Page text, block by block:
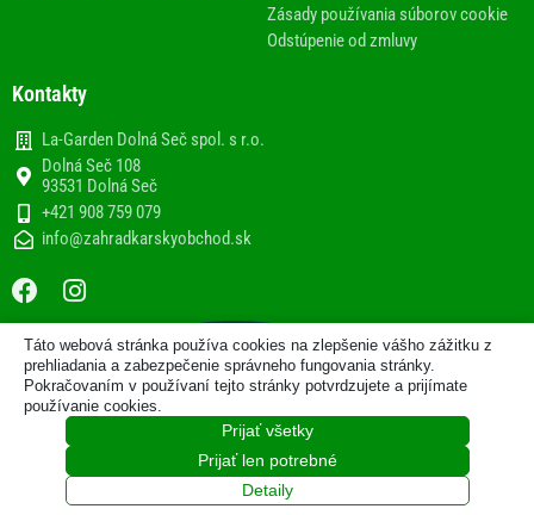
Zásady používania súborov cookie
Odstúpenie od zmluvy
Kontakty
La-Garden Dolná Seč spol. s r.o.
Dolná Seč 108
93531 Dolná Seč
+421 908 759 079
info@zahradkarskyobchod.sk
F
a
c
e
b
o
I
n
s
t
a
g
2013-2020 © Internetový obchod
www.zahradkarskyobchod.sk prevádzkuje spoločnosť La-
Garden Dolná Seč spol. s r.o.
Zo ♥ vytvorila spoločnosť
Táto webová stránka používa cookies na zlepšenie vášho zážitku z
prehliadania a zabezpečenie správneho fungovania stránky.
Pokračovaním v používaní tejto stránky potvrdzujete a prijímate
používanie cookies.
Prijať všetky
Prijať len potrebné
Detaily